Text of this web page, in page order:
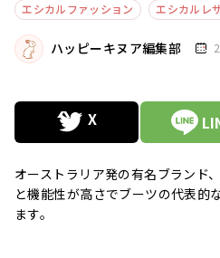
エシカルファッション
エシカルレ
ハッピーキヌア編集部
オーストラリア発の有名ブランド
と機能性が高さでブーツの代表的
ます。